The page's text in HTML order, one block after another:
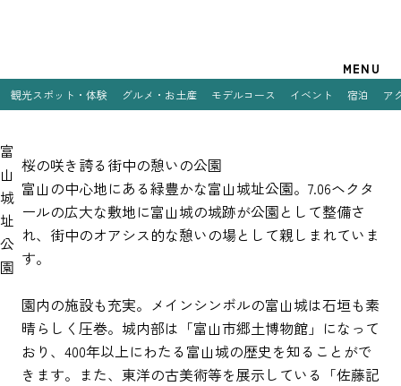
観光スポット・体験 グルメ・お土産 モデルコース イベント 宿泊 ア
富
山
城
址
公
園
桜の咲き誇る街中の憩いの公園
富山の中心地にある緑豊かな富山城址公園。7.06ヘクタ
ールの広大な敷地に富山城の城跡が公園として整備さ
れ、街中のオアシス的な憩いの場として親しまれていま
す。
園内の施設も充実。メインシンボルの富山城は石垣も素
晴らしく圧巻。城内部は「富山市郷土博物館」になって
おり、400年以上にわたる富山城の歴史を知ることがで
きます。また、東洋の古美術等を展示している「佐藤記
観光スポット・体験
グルメ・お土産
モデルコース
宿泊
アクセス
MENU